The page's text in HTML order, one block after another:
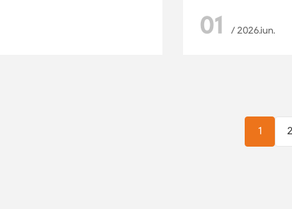
01 / 2026.iun.
1 2